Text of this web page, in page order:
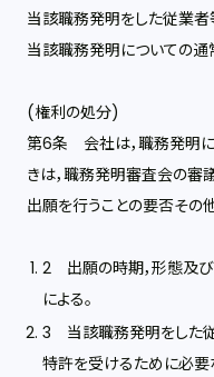
当該職務発明をした従業者
当該職務発明についての通
(権利の処分)
第6条 会社は，職務発明
きは，職務発明審査会の審
出願を行うことの要否その
2 出願の時期，形態及び
による。
3 当該職務発明をした
特許を受けるために必要